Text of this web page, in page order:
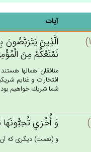
آیات
الَّذِين‌َ يَتَرَبَّصُون‌َ
نَمْنَعْكُمْ‌ مِن‌َ
منافقان همانها
افتخارات و غنايم
شما شريك خواهيم
وَ أُخْرَي‌ تُحِبُّونَهَا
و (نعمت) ديگرى كه آن